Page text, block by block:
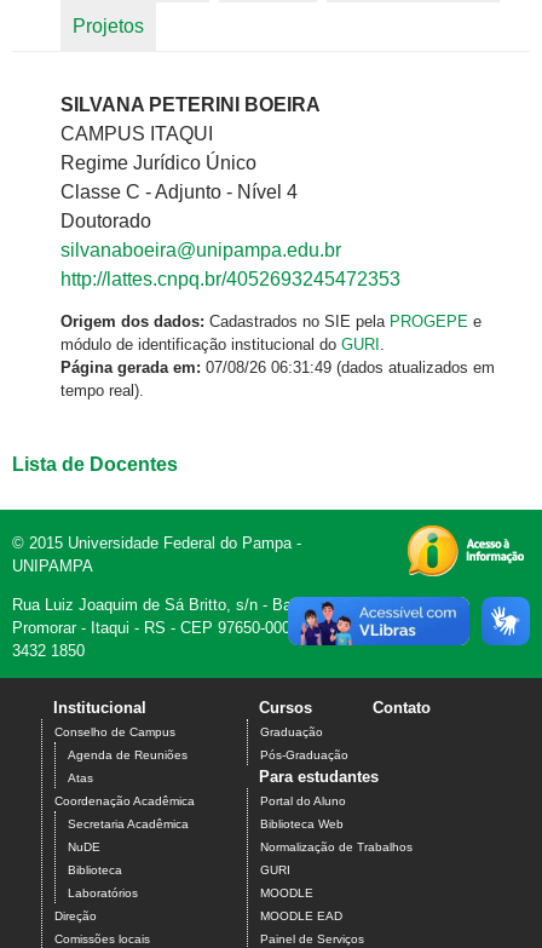
Projetos
SILVANA PETERINI BOEIRA
CAMPUS ITAQUI
Regime Jurídico Único
Classe C - Adjunto - Nível 4
Doutorado
silvanaboeira@unipampa.edu.br
http://lattes.cnpq.br/4052693245472353
Origem dos dados: Cadastrados no SIE pela PROGEPE e
módulo de identificação institucional do GURI .
Página gerada em: 07/08/26 06:31:49 (dados atualizados em
tempo real).
Lista de Docentes
© 2015 Universidade Federal do Pampa -
UNIPAMPA
Rua Luiz Joaquim de Sá Britto, s/n - Bairro
Promorar - Itaqui - RS - CEP 97650-000 - Fone (55)
3432 1850
Institucional
Conselho de Campus
Agenda de Reuniões
Atas
Coordenação Acadêmica
Secretaria Acadêmica
NuDE
Biblioteca
Laboratórios
Direção
Comissões locais
Cursos
Graduação
Pós-Graduação
Contato
Para estudantes
Portal do Aluno
Biblioteca Web
Normalização de Trabalhos
GURI
MOODLE
MOODLE EAD
Painel de Serviços